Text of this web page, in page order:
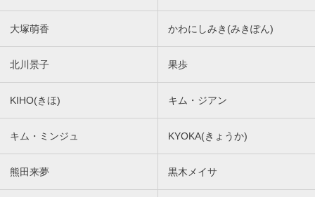
大塚萌香 かわにしみき(みきぽん)
北川景子 果歩
KIHO(きほ) キム・ジアン
キム・ミンジュ KYOKA(きょうか)
熊田来夢 黒木メイサ